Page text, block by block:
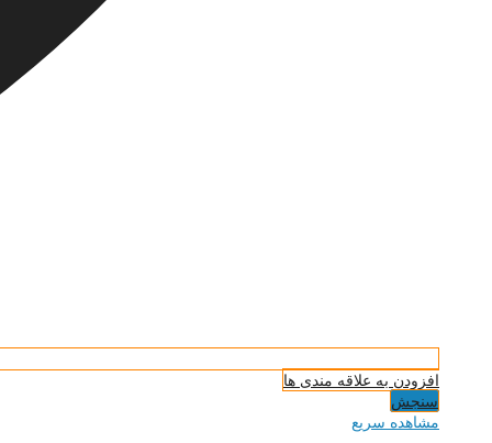
افزودن به علاقه مندی ها
سنجش
مشاهده سریع